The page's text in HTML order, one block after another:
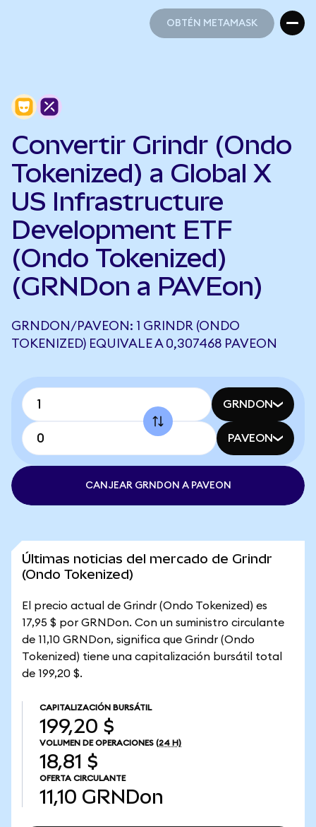
OBTÉN METAMASK
Convertir Grindr (Ondo
Tokenized) a Global X
US Infrastructure
Development ETF
(Ondo Tokenized)
(GRNDon a PAVEon)
GRNDON/PAVEON: 1 GRINDR (ONDO
TOKENIZED) EQUIVALE A 0,307468 PAVEON
GRNDON
PAVEON
CANJEAR GRNDON A PAVEON
Últimas noticias del mercado de Grindr
(Ondo Tokenized)
El precio actual de Grindr (Ondo Tokenized) es
17,95 $ por GRNDon. Con un suministro circulante
de 11,10 GRNDon, significa que Grindr (Ondo
Tokenized) tiene una capitalización bursátil total
de 199,20 $.
CAPITALIZACIÓN BURSÁTIL
199,20 $
VOLUMEN DE OPERACIONES (24 H)
18,81 $
OFERTA CIRCULANTE
11,10 GRNDon